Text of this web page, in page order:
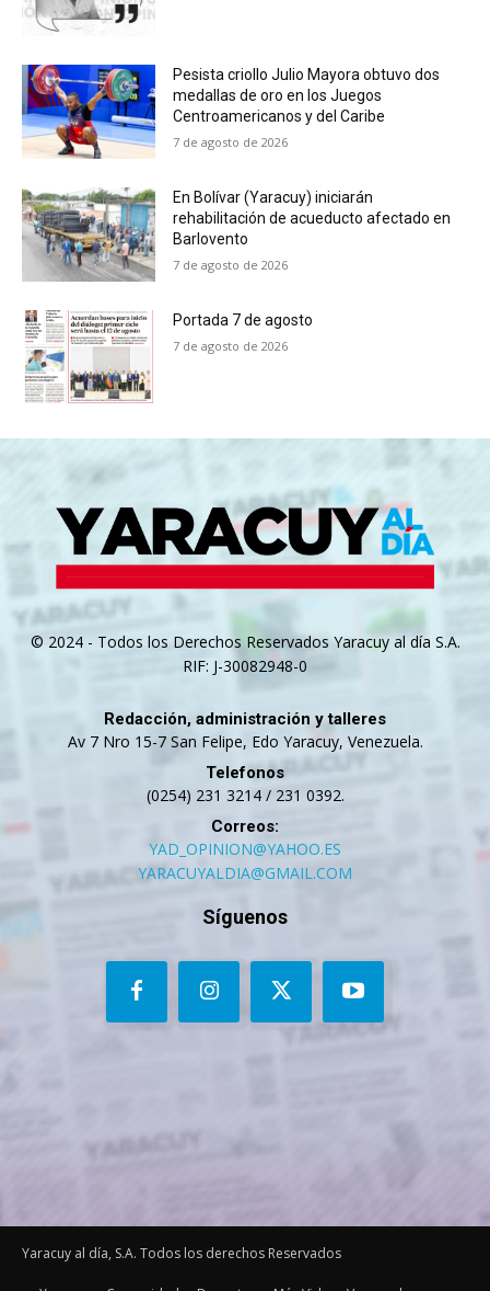
Pesista criollo Julio Mayora obtuvo dos
medallas de oro en los Juegos
Centroamericanos y del Caribe
7 de agosto de 2026
En Bolívar (Yaracuy) iniciarán
rehabilitación de acueducto afectado en
Barlovento
7 de agosto de 2026
Portada 7 de agosto
7 de agosto de 2026
© 2024 - Todos los Derechos Reservados Yaracuy al día S.A.
RIF: J-30082948-0
Redacción, administración y talleres
Av 7 Nro 15-7 San Felipe, Edo Yaracuy, Venezuela.
Telefonos
(0254) 231 3214 / 231 0392.
Correos:
YAD_OPINION@YAHOO.ES
YARACUYALDIA@GMAIL.COM
Síguenos
Yaracuy al día, S.A. Todos los derechos Reservados